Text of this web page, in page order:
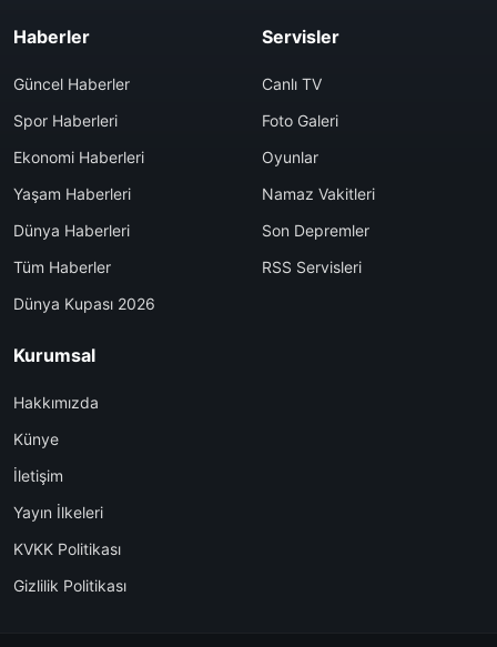
Haberler
Güncel Haberler
Spor Haberleri
Ekonomi Haberleri
Yaşam Haberleri
Dünya Haberleri
Tüm Haberler
Dünya Kupası 2026
Servisler
Canlı TV
Foto Galeri
Oyunlar
Namaz Vakitleri
Son Depremler
RSS Servisleri
Kurumsal
Hakkımızda
Künye
İletişim
Yayın İlkeleri
KVKK Politikası
Gizlilik Politikası